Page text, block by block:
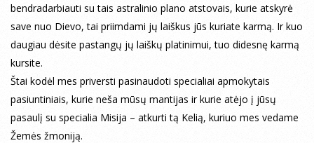
bendradarbiauti su tais astralinio plano atstovais, kurie atskyrė
save nuo Dievo, tai priimdami jų laiškus jūs kuriate karmą. Ir kuo
daugiau dėsite pastangų jų laiškų platinimui, tuo didesnę karmą
kursite.
Štai kodėl mes priversti pasinaudoti specialiai apmokytais
pasiuntiniais, kurie neša mūsų mantijas ir kurie atėjo į jūsų
pasaulį su specialia Misija – atkurti tą Kelią, kuriuo mes vedame
Žemės žmoniją.